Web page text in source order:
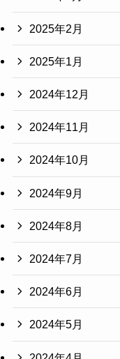
2025年2月
2025年1月
2024年12月
2024年11月
2024年10月
2024年9月
2024年8月
2024年7月
2024年6月
2024年5月